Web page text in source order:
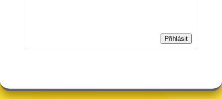
Přihlásit